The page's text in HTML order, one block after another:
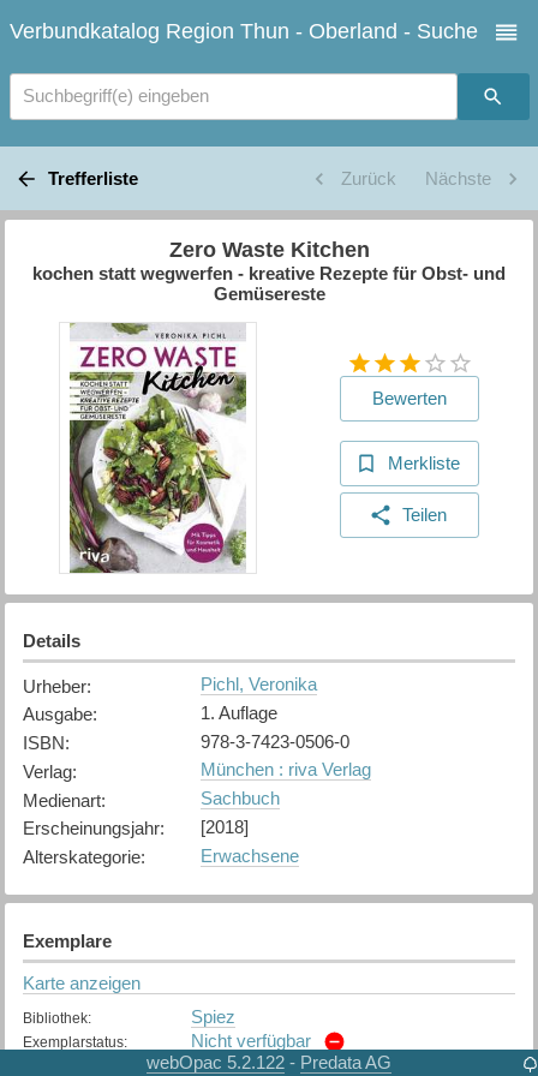
Verbundkatalog Region Thun - Oberland - Suche
Suchbegriff(e) eingeben
Trefferliste Zurück Nächste
Zero Waste Kitchen
kochen statt wegwerfen - kreative Rezepte für Obst- und
Gemüsereste
Bewerten
Merkliste
Teilen
Details
Urheber:
Pichl, Veronika
Ausgabe:
1. Auflage
ISBN:
978-3-7423-0506-0
Verlag:
München : riva Verlag
Medienart:
Sachbuch
Erscheinungsjahr:
[2018]
Alterskategorie: Erwachsene
Exemplare
Karte anzeigen
Bibliothek: Spiez
Exemplarstatus:
Nicht verfügbar
webOpac 5.2.122 - Predata AG